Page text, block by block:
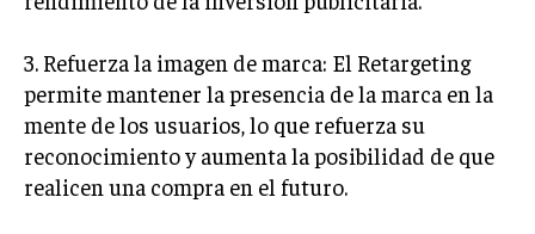
TECNOLOGIA
SOSTENIBILIDAD Y MEDIO AMBIENTE
GESTIÓN DE LA INNOVACIÓN TECNOLÓGICA
TRANSFORMACIÓN DIGITAL
3. Refuerza la imagen de marca: El Retargeting
permite mantener la presencia de la marca en la
mente de los usuarios, lo que refuerza su
reconocimiento y aumenta la posibilidad de que
realicen una compra en el futuro.